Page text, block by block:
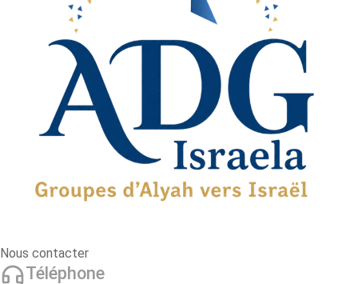
Nous contacter
Téléphone